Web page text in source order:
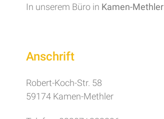
In unserem Büro in Kamen-Methler
Anschrift
Robert-Koch-Str. 58
59174 Kamen-Methler